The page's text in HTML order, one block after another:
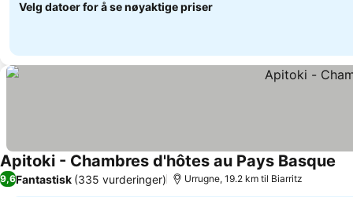
Velg datoer for å se nøyaktige priser
Apitoki - Chambres d'hôtes au Pays Basque
9,6Fantastisk (335 vurderinger) Urrugne, 19.2 km til Biarritz